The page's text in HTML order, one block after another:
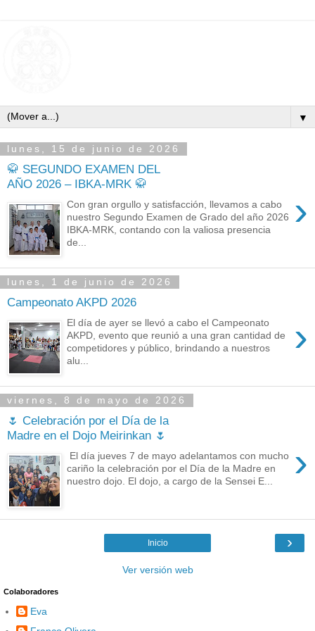
▼
lunes, 15 de junio de 2026
🥋 SEGUNDO EXAMEN DEL
AÑO 2026 – IBKA-MRK 🥋
›
Con gran orgullo y satisfacción, llevamos a cabo
nuestro Segundo Examen de Grado del año 2026
IBKA-MRK, contando con la valiosa presencia
de...
lunes, 1 de junio de 2026
Campeonato AKPD 2026
›
El día de ayer se llevó a cabo el Campeonato
AKPD, evento que reunió a una gran cantidad de
competidores y público, brindando a nuestros
alu...
viernes, 8 de mayo de 2026
🌷 Celebración por el Día de la
Madre en el Dojo Meirinkan 🌷
›
El día jueves 7 de mayo adelantamos con mucho
cariño la celebración por el Día de la Madre en
nuestro dojo. El dojo, a cargo de la Sensei E...
›
Inicio
Ver versión web
Colaboradores
Eva